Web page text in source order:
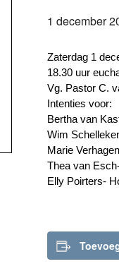
1 december
Zaterdag 1
18.30 uur
Vg. Pastor C.
Intenties voor:
Bertha van
Wim
Marie
Thea van
Elly Poirters-